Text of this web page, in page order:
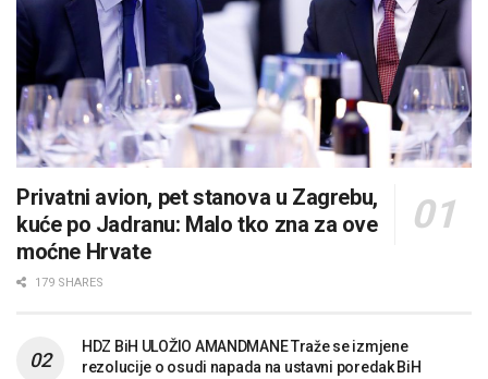
Privatni avion, pet stanova u Zagrebu,
kuće po Jadranu: Malo tko zna za ove
moćne Hrvate
179 SHARES
HDZ BiH ULOŽIO AMANDMANE Traže se izmjene
rezolucije o osudi napada na ustavni poredak BiH